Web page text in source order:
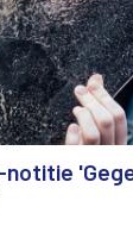
notitie